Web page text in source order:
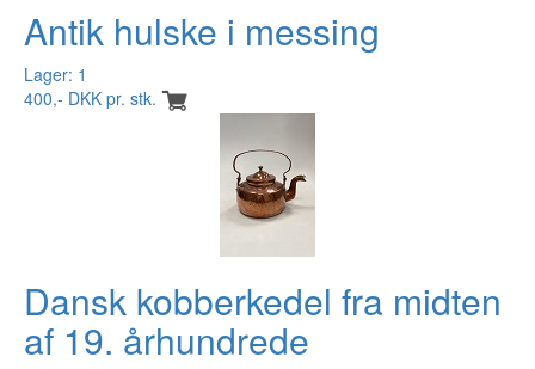
Antik hulske i messing
Lager: 1
400,- DKK pr. stk.
Dansk kobberkedel fra midten
af 19. århundrede